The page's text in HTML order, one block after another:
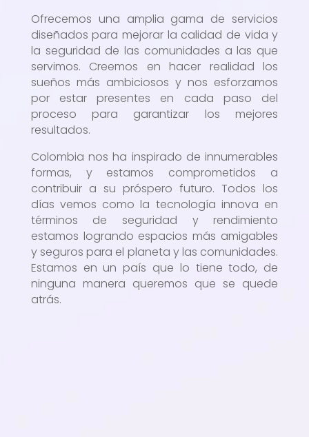
Ofrecemos una amplia gama de servicios
diseñados para mejorar la calidad de vida y
la seguridad de las comunidades a las que
servimos. Creemos en hacer realidad los
sueños más ambiciosos y nos esforzamos
por estar presentes en cada paso del
proceso para garantizar los mejores
resultados.
Colombia nos ha inspirado de innumerables
formas, y estamos comprometidos a
contribuir a su próspero futuro. Todos los
días vemos como la tecnología innova en
términos de seguridad y rendimiento
estamos logrando espacios más amigables
y seguros para el planeta y las comunidades.
Estamos en un país que lo tiene todo, de
ninguna manera queremos que se quede
atrás.